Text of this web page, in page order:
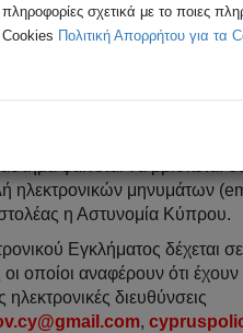
η
φαίνεται να βρίσκεται
ηλεκτρονικών μηνυμάτων
η Αστυνομία Κύπρου.
Εγκλήματος δέχεται
οποίοι αναφέρουν ότι έχουν
διευθύνσεις
,
πληροφορίες σχετικά με το ποιες
Cookies Πολιτική Απορρήτου για τα